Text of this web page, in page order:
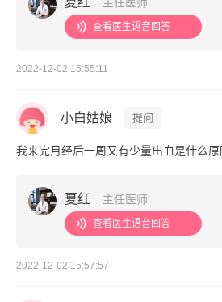
查看医生语音回答
2022-12-02 15:55:11
小白姑娘 提问
我来完月经后一周又有少量出血是什么原
夏红 主任医师
查看医生语音回答
2022-12-02 15:57:57